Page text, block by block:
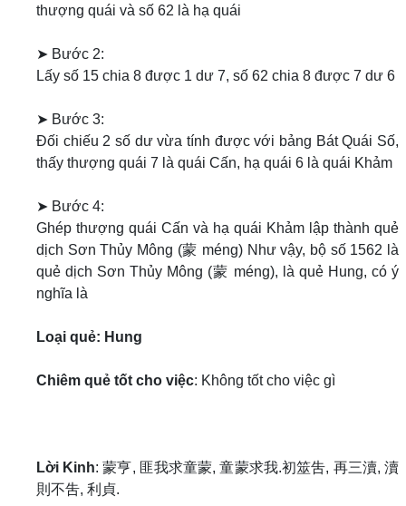
thượng quái và số 62 là hạ quái
➤ Bước 2:
Lấy số 15 chia 8 được 1 dư 7, số 62 chia 8 được 7 dư 6
➤ Bước 3:
Đối chiếu 2 số dư vừa tính được với bảng Bát Quái Số,
thấy thượng quái 7 là quái Cấn, hạ quái 6 là quái Khảm
➤ Bước 4:
Ghép thượng quái Cấn và hạ quái Khảm lập thành quẻ
dịch Sơn Thủy Mông (蒙 méng) Như vậy, bộ số 1562 là
quẻ dịch Sơn Thủy Mông (蒙 méng), là quẻ Hung, có ý
nghĩa là
Loại quẻ: Hung
Chiêm quẻ tốt cho việc: Không tốt cho việc gì
Lời Kinh: 蒙亨, 匪我求童蒙, 童蒙求我.初筮吿, 再三瀆, 瀆
則不吿, 利貞.